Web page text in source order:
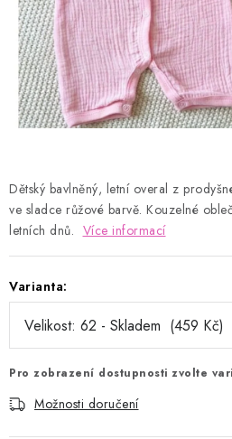
Kontakty Proč AMÁLKA?
Tabulka velikostí
Postup pro
Velkoobchod
Obchodní podmínky
Podmínky ochrany osobních údajů
Dětský bavlněný, letní overal z
ve sladce růžové barvě. Kouzelné
letních dnů. Více informací
Varianta:
Pro zobrazení dostupnosti zvolte
Možnosti doručení